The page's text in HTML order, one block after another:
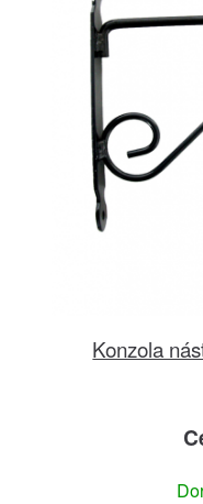
Konzola